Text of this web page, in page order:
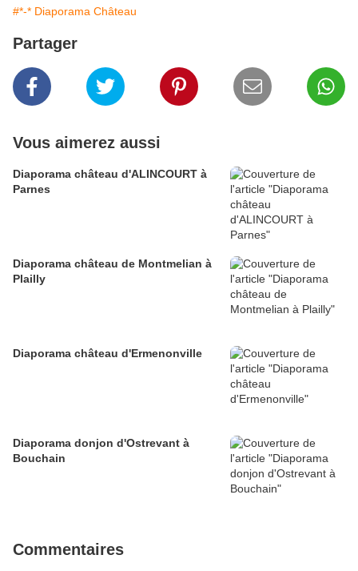
#*-* Diaporama Château
Partager
Vous aimerez aussi
Diaporama château d'ALINCOURT à
Parnes
Diaporama château de Montmelian à
Plailly
Diaporama château d'Ermenonville
Diaporama donjon d'Ostrevant à
Bouchain
Commentaires